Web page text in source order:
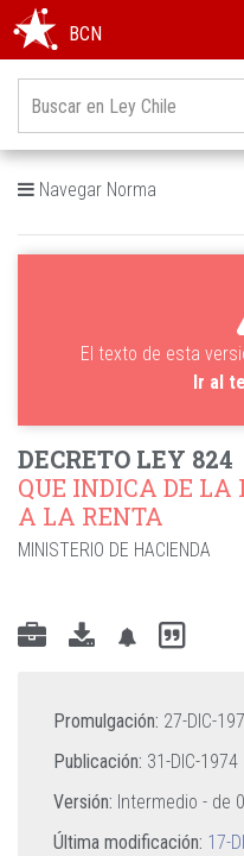
BCN
Navegar Norma
El texto de esta
Ir al
DECRETO LEY 824
QUE INDICA DE LA
A LA RENTA
MINISTERIO DE HACIENDA
Promulgación: 27-DIC-
Publicación: 31-DIC-1974
Versión: Intermedio - de
Última modificación: 17-